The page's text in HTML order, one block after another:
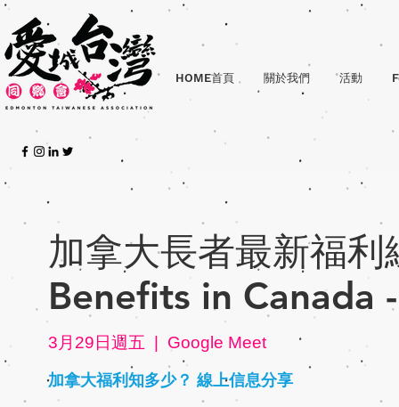
HOME首頁 關於我們 活動
加拿大長者最新福
Benefits in Canada
3月29日週五 Google Meet
加拿大福利知多少？ 線上信息分享